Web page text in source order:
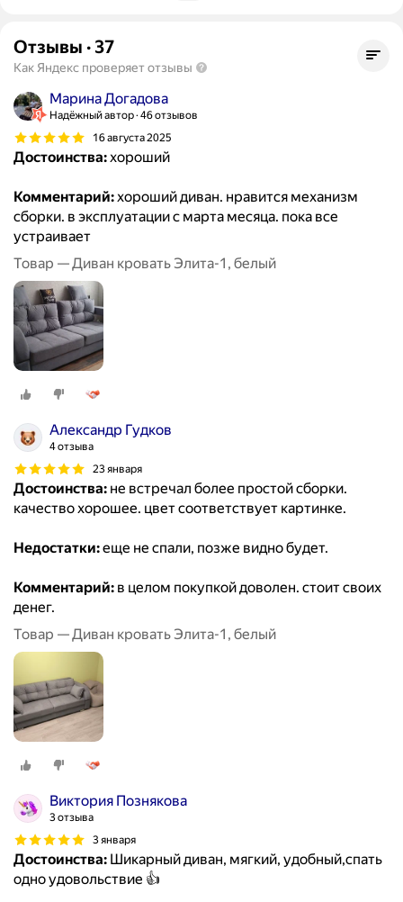
Отзывы · 37
Как Яндекс проверяет отзывы
Марина Догадова
Надёжный автор 46 отзывов
16 августа 2025
Достоинства:хороший
Комментарий:хороший диван. нравится механизм
сборки. в эксплуатации с марта месяца. пока все
устраивает
Товар — Диван кровать Элита-1, белый
Александр Гудков
4 отзыва
23 января
Достоинства: не встречал более простой сборки.
качество хорошее. цвет соответствует картинке.
Недостатки:еще не спали, позже видно будет.
Комментарий: в целом покупкой доволен. стоит своих
денег.
Товар — Диван кровать Элита-1, белый
Виктория Познякова
3 отзыва
3 января
Достоинства: Шикарный диван, мягкий, удобный,спать
одно удовольствие 👍